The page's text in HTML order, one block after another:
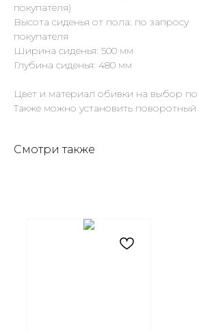
покупателя)
Высота сиденья от пола: по запросу
покупателя
Ширина сиденья: 500 мм
Глубина сиденья: 480 мм
Цвет и материал обивки на выбор
Также можно установить поворотный
Смотри также